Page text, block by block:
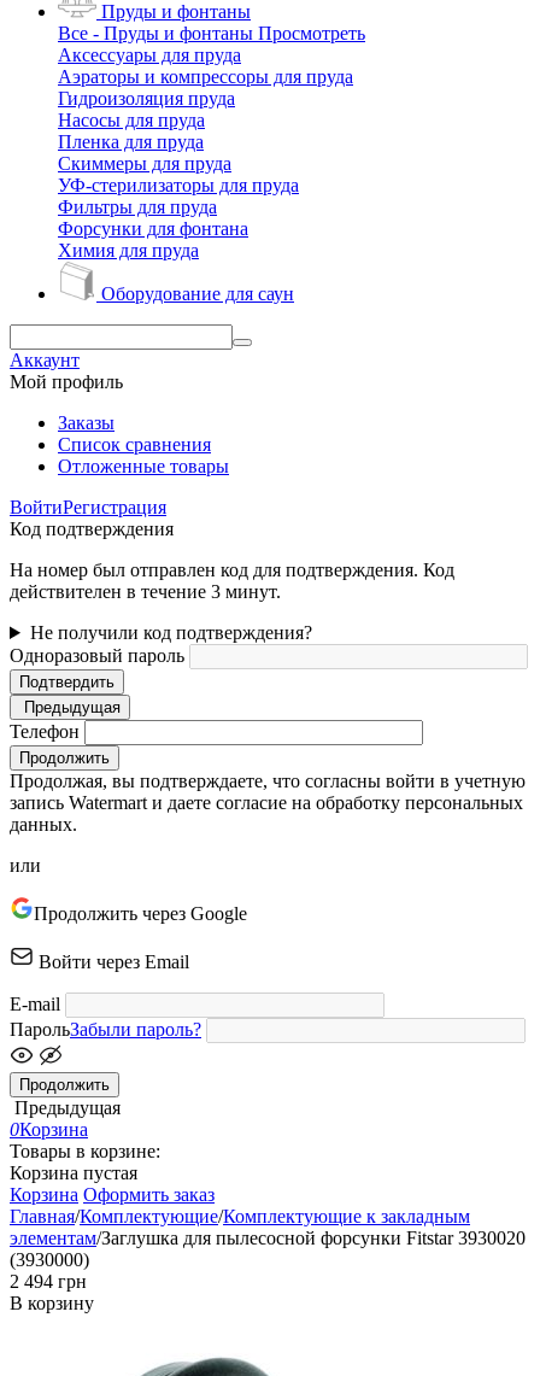
Пруды и фонтаны
Все - Пруды и фонтаны Просмотреть
Аксессуары для пруда
Аэраторы и компрессоры для пруда
Гидроизоляция пруда
Насосы для пруда
Пленка для пруда
Скиммеры для пруда
УФ-стерилизаторы для пруда
Фильтры для пруда
Форсунки для фонтана
Химия для пруда
Оборудование для саун
Аккаунт
Мой профиль
Заказы
Список сравнения
Отложенные товары
ВойтиРегистрация
Код подтверждения
На номер был отправлен код для подтверждения. Код
действителен в течение 3 минут.
Не получили код подтверждения?
Одноразовый пароль
Подтвердить
Предыдущая
Телефон
Продолжить
Продолжая, вы подтверждаете, что согласны войти в учетную
запись Watermart и даете согласие на обработку персональных
данных.
или
Продолжить через Google
Войти через Email
E-mail
ПарольЗабыли пароль?
Продолжить
Предыдущая
0Корзина
Товары в корзине:
Корзина пустая
Корзина Оформить заказ
Главная/Комплектующие/Комплектующие к закладным
элементам/Заглушка для пылесосной форсунки Fitstar 3930020
(3930000)
‍2 494‍ грн
В корзину